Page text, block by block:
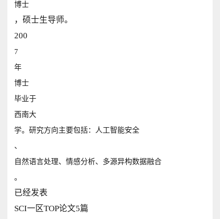
博士
，硕士生导师。
200
7
年
博士
毕业于
西南大
学。研究方向主要包括：人工智能安全
、
自然语言处理、情感分析、多源异构数据融合
。
已经发表
SCI一区TOP论文5篇